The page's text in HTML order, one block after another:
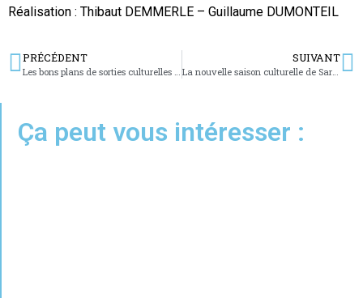
Réalisation : Thibaut DEMMERLE – Guillaume DUMONTEIL
PRÉCÉDENT SUIVANT
La nouvelle saison culturelle de Sarreguemines est lancée
Ça peut vous intéresser :